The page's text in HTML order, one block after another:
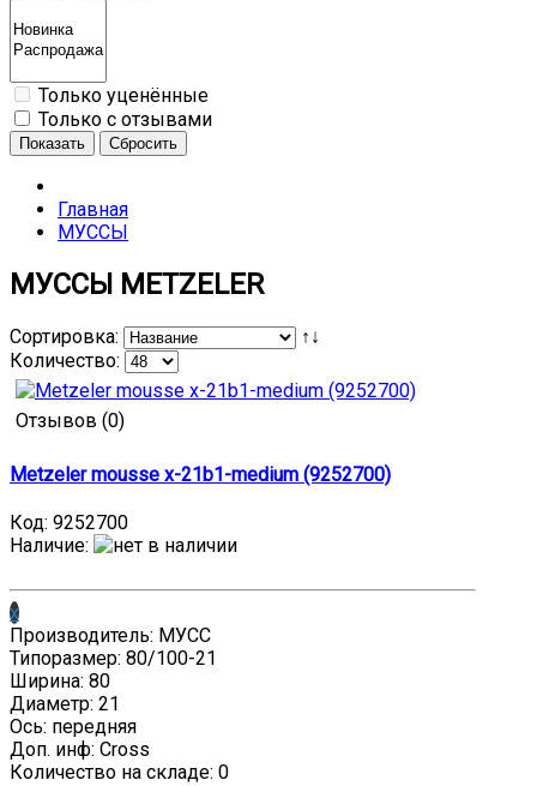
Только уценённые
Только с отзывами
Показать Сбросить
Главная
МУССЫ
МУССЫ METZELER
Сортировка:
↑↓
Количество:
Отзывов (0)
Metzeler mousse x-21b1-medium (9252700)
Код: 9252700
Наличие:
x
Производитель: МУСС
Типоразмер: 80/100-21
Ширина: 80
Диаметр: 21
Ось: передняя
Доп. инф: Cross
Количество на складе: 0